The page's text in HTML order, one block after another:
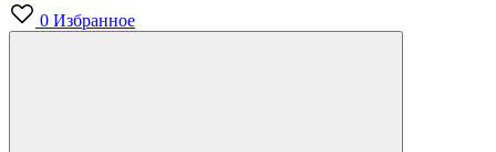
0 Избранное